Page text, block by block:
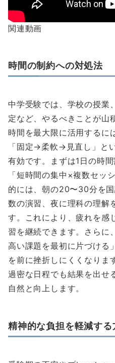
関連動画
時間の制約への対処法
中学受験では、学校の授業
定など、やるべきことが山
時間を最大限に活用するに
「固定→柔軟→見直し」と
有効です。まずは1日の時
「短時間の集中×複数セッ
的には、朝の20〜30分を
数の演習、夜に理科の理解
す。これにより、疲れを感
習を継続できます。さらに
高い課題を最初に片づける
を前に挫折しにくくなりま
過密な日程でも結果を出せ
自然と向上します。
精神的な負担を軽減する